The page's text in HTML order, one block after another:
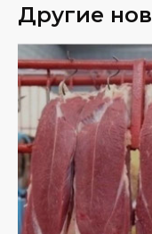
Другие